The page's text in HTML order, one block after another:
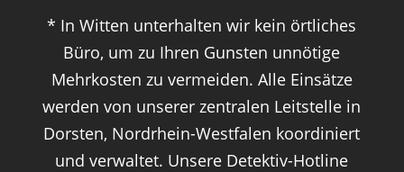
* In Witten unterhalten wir kein örtliches
Büro, um zu Ihren Gunsten unnötige
Mehrkosten zu vermeiden. Alle Einsätze
werden von unserer zentralen Leitstelle in
Dorsten, Nordrhein-Westfalen koordiniert
und verwaltet. Unsere Detektiv-Hotline